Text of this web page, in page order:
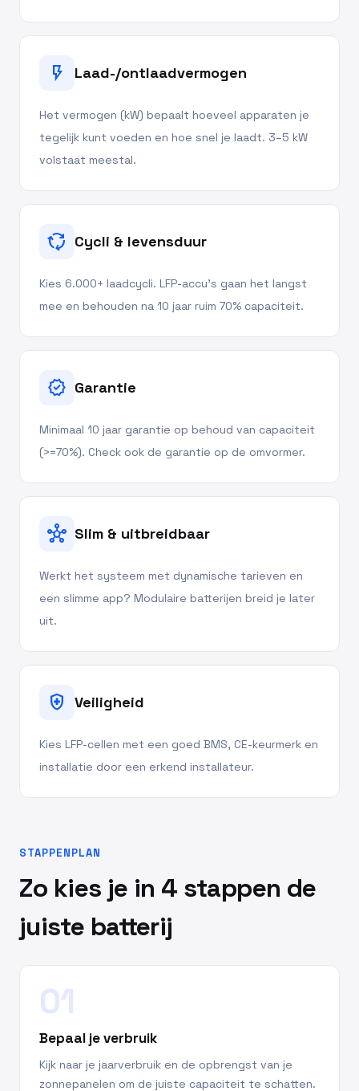
flash_on Laad-/ontlaadvermogen
Het vermogen (kW) bepaalt hoeveel apparaten je
tegelijk kunt voeden en hoe snel je laadt. 3–5 kW
volstaat meestal.
cycle Cycli & levensduur
Kies 6.000+ laadcycli. LFP-accu's gaan het langst
mee en behouden na 10 jaar ruim 70% capaciteit.
verified Garantie
Minimaal 10 jaar garantie op behoud van capaciteit
(>=70%). Check ook de garantie op de omvormer.
hub Slim & uitbreidbaar
Werkt het systeem met dynamische tarieven en
een slimme app? Modulaire batterijen breid je later
uit.
health_and_safety Veiligheid
Kies LFP-cellen met een goed BMS, CE-keurmerk en
installatie door een erkend installateur.
STAPPENPLAN
Zo kies je in 4 stappen de
juiste batterij
01
Bepaal je verbruik
Kijk naar je jaarverbruik en de opbrengst van je
zonnepanelen om de juiste capaciteit te schatten.